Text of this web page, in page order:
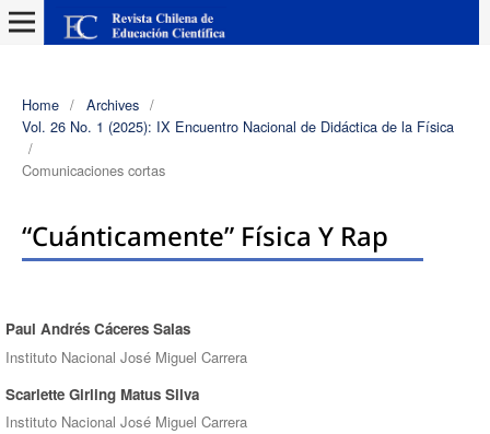
Home / Archives /
Vol. 26 No. 1 (2025): IX Encuentro Nacional de Didáctica de la Física
/
Comunicaciones cortas
“Cuánticamente” Física Y Rap
Authors
Paul Andrés Cáceres Salas
Instituto Nacional José Miguel Carrera
Scarlette Girling Matus Silva
Instituto Nacional José Miguel Carrera